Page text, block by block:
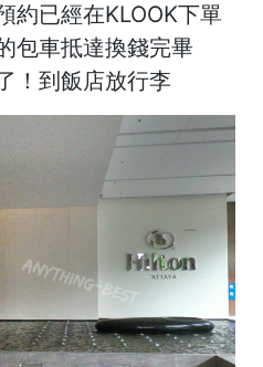
約已經在KLOOK下單
包車抵達換錢完畢
！到飯店放行李